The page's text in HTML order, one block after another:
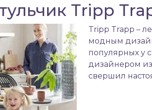
Tripp
Tripp Trapp –
модным
популярных у
дизайнером
свершил